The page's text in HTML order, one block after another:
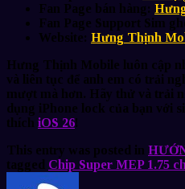
Fan Page bán hàng:
Fan Page Support Sim
Website: Hưng Thịnh
Hưng Thịnh Mobile luôn cập
và liên tục để anh em có trải
mượt mà hơn. Hãy thử và trải
dụng iPhone lock của bạn với
thích iOS 26!
This entry was posted in
tagged Chip Super MEP 1.75